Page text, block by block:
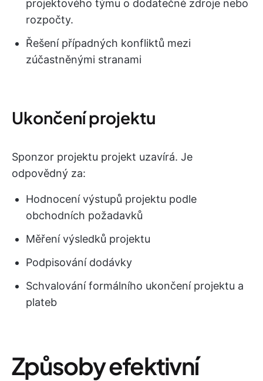
projektového týmu o dodatečné zdroje nebo
rozpočty.
Řešení případných konfliktů mezi
zúčastněnými stranami
Ukončení projektu
Sponzor projektu projekt uzavírá. Je
odpovědný za:
Hodnocení výstupů projektu podle
obchodních požadavků
Měření výsledků projektu
Podpisování dodávky
Schvalování formálního ukončení projektu a
plateb
Způsoby efektivní